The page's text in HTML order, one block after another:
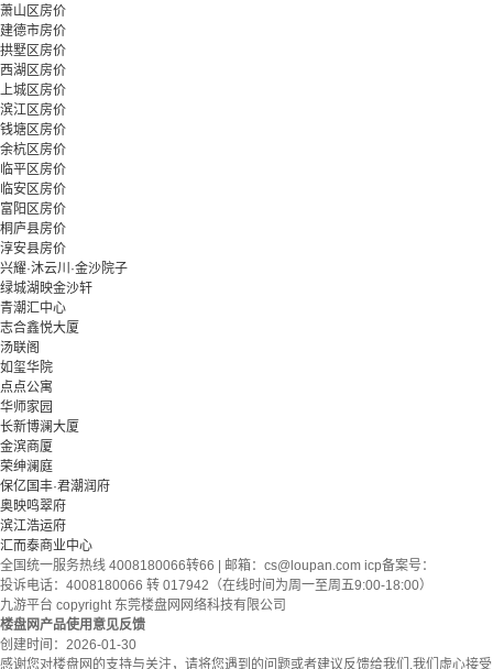
萧山区房价
建德市房价
拱墅区房价
西湖区房价
上城区房价
滨江区房价
钱塘区房价
余杭区房价
临平区房价
临安区房价
富阳区房价
桐庐县房价
淳安县房价
兴耀·沐云川·金沙院子
绿城湖映金沙轩
青潮汇中心
志合鑫悦大厦
汤联阁
如玺华院
点点公寓
华师家园
长新博澜大厦
金滨商厦
荣绅澜庭
保亿国丰·君潮润府
奥映鸣翠府
滨江浩运府
汇而泰商业中心
全国统一服务热线 4008180066转66 | 邮箱： cs@loupan.com icp备案号：
投诉电话：4008180066 转 017942（在线时间为周一至周五9:00-18:00）
九游平台 copyright 东莞楼盘网网络科技有限公司
楼盘网产品使用意见反馈
创建时间： 2026-01-30
感谢您对楼盘网的支持与关注，请将您遇到的问题或者建议反馈给我们,我们虚心接受